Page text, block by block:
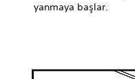
yanmaya başlar.